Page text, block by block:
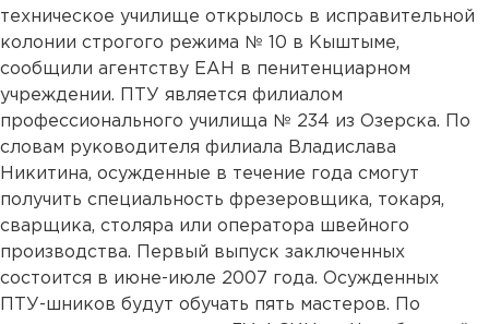
техническое училище открылось в исправительной
колонии строгого режима № 10 в Кыштыме,
сообщили агентству ЕАН в пенитенциарном
учреждении. ПТУ является филиалом
профессионального училища № 234 из Озерска. По
словам руководителя филиала Владислава
Никитина, осужденные в течение года смогут
получить специальность фрезеровщика, токаря,
сварщика, столяра или оператора швейного
производства. Первый выпуск заключенных
состоится в июне-июле 2007 года. Осужденных
ПТУ-шников будут обучать пять мастеров. По